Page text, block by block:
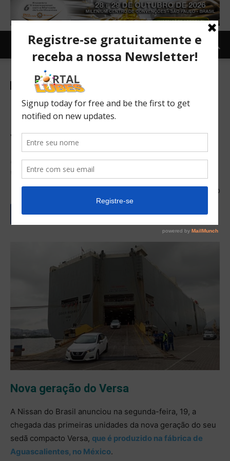
Carro e Moto Carro TOPNEWS
Nissan desembarca
primeiras unidades do novo
Versa mexicano no Brasil
Nova geração do sedã compacto é importada do México e
virá para disputar faixa mais cara do segmento
250
Nova geração do Versa
A Nissan do Brasil anunciou na segunda-feira, 19, a
chegada das primeiras unidades da nova geração do seu
sedã compacto Versa, que é produzido na fábrica de
Aguascalientes, no México.